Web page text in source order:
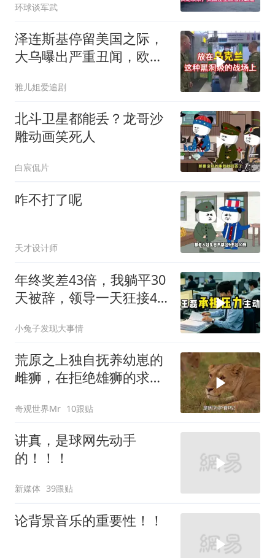
环球谈军武
泽连斯基停留美国之际，
大乌曝出严重丑闻，欧洲
雅儿姐爱追剧
北斗卫星都能丢？龙哥沙
雕动画笑死人
白宸侃片
咋不打了呢
天才设计师
年终奖差43倍，我躺平30
天被辞，领导一天狂接47
小兔子发现大事情
荒原之上独自抚养幼崽的
雌狮，在拒绝雄狮的求偶
奇观世界Mr 10跟贴
讲真，是球网先动手
的！！！
新媒体 39跟贴
论背景音乐的重要性！！